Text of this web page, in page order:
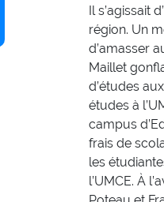
Il s’agissait
région. Un
d’amasser
Maillet
d’études
études à
campus
frais de
les
l’UMCE. À